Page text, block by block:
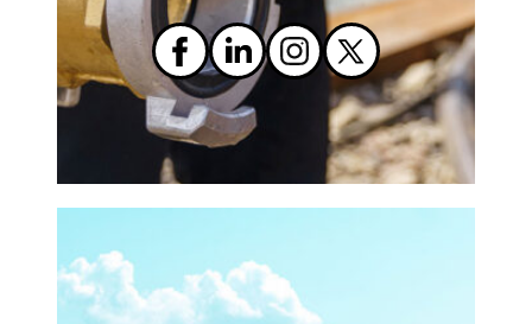
Facebook
LinkedInInstagram
X